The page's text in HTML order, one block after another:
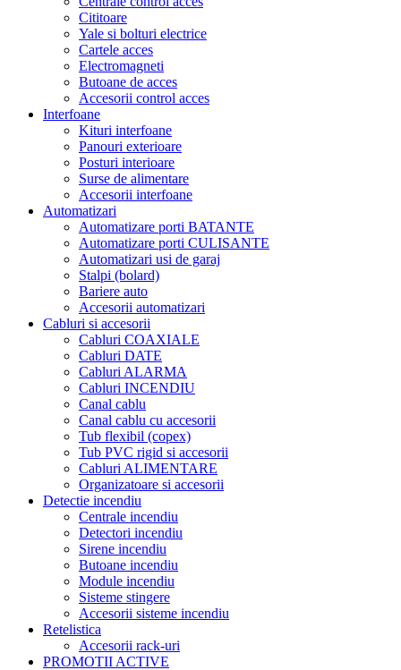
Cititoare
Yale si bolturi electrice
Cartele acces
Electromagneti
Butoane de acces
Accesorii control acces
Interfoane
Kituri interfoane
Panouri exterioare
Posturi interioare
Surse de alimentare
Accesorii interfoane
Automatizari
Automatizare porti BATANTE
Automatizare porti CULISANTE
Automatizari usi de garaj
Stalpi (bolard)
Bariere auto
Accesorii automatizari
Cabluri si accesorii
Cabluri COAXIALE
Cabluri DATE
Cabluri ALARMA
Cabluri INCENDIU
Canal cablu
Canal cablu cu accesorii
Tub flexibil (copex)
Tub PVC rigid si accesorii
Cabluri ALIMENTARE
Organizatoare si accesorii
Detectie incendiu
Centrale incendiu
Detectori incendiu
Sirene incendiu
Butoane incendiu
Module incendiu
Sisteme stingere
Accesorii sisteme incendiu
Retelistica
Accesorii rack-uri
PROMOTII ACTIVE